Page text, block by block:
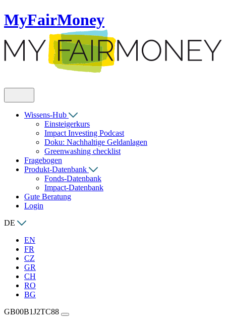
MyFairMoney
Wissens-Hub
Einsteigerkurs
Impact Investing Podcast
Doku: Nachhaltige Geldanlagen
Greenwashing checklist
Fragebogen
Produkt-Datenbank
Fonds-Datenbank
Impact-Datenbank
Gute Beratung
Login
DE
EN
FR
CZ
GR
CH
RO
BG
GB00B1J2TC88